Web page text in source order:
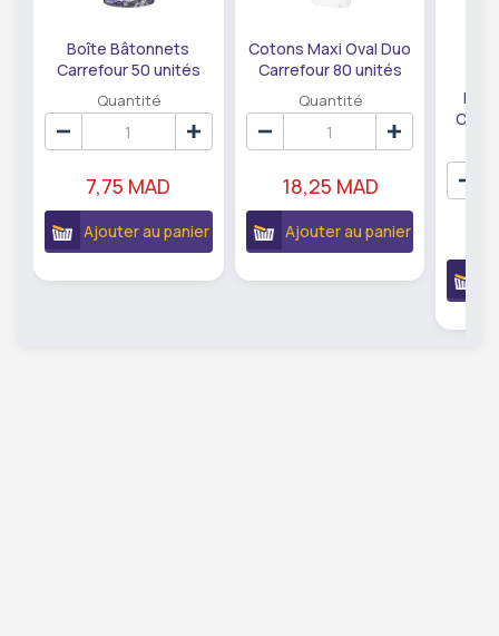
Boîte Bâtonnets
Carrefour 50 unités
Quantité
7,75 MAD
Ajouter au panier
Cotons Maxi Oval Duo
Carrefour 80 unités
Quantité
18,25 MAD
Ajouter au panier